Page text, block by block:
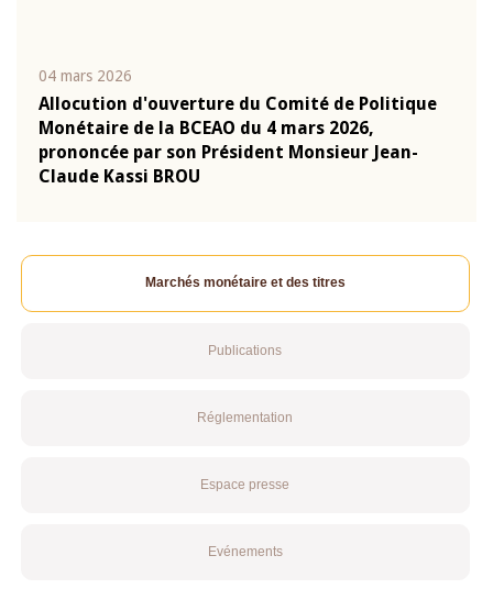
04 mars 2026
Allocution d'ouverture du Comité de Politique
Monétaire de la BCEAO du 4 mars 2026,
prononcée par son Président Monsieur Jean-
Claude Kassi BROU
Marchés monétaire et des titres
Publications
Réglementation
Espace presse
Evénements